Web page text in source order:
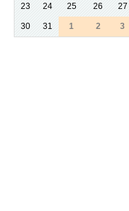
23
24 25 26 27
30 31 1 2 3